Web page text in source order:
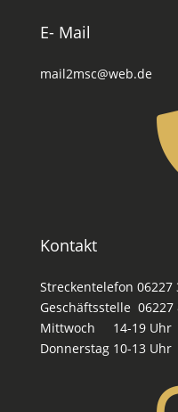
E- Mail
mail2msc@web.de
Kontakt
Streckentelefon 06227
Geschäftsstelle 06227
Mittwoch 14-19 Uhr
Donnerstag 10-13 Uhr